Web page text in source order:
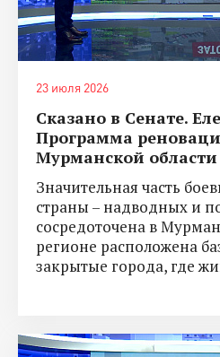
23 июля 2026
Сказано в Сенате.
Программа
Мурманской области
Значительная часть
страны – надводных и
сосредоточена в
регионе расположена
закрытые города, где